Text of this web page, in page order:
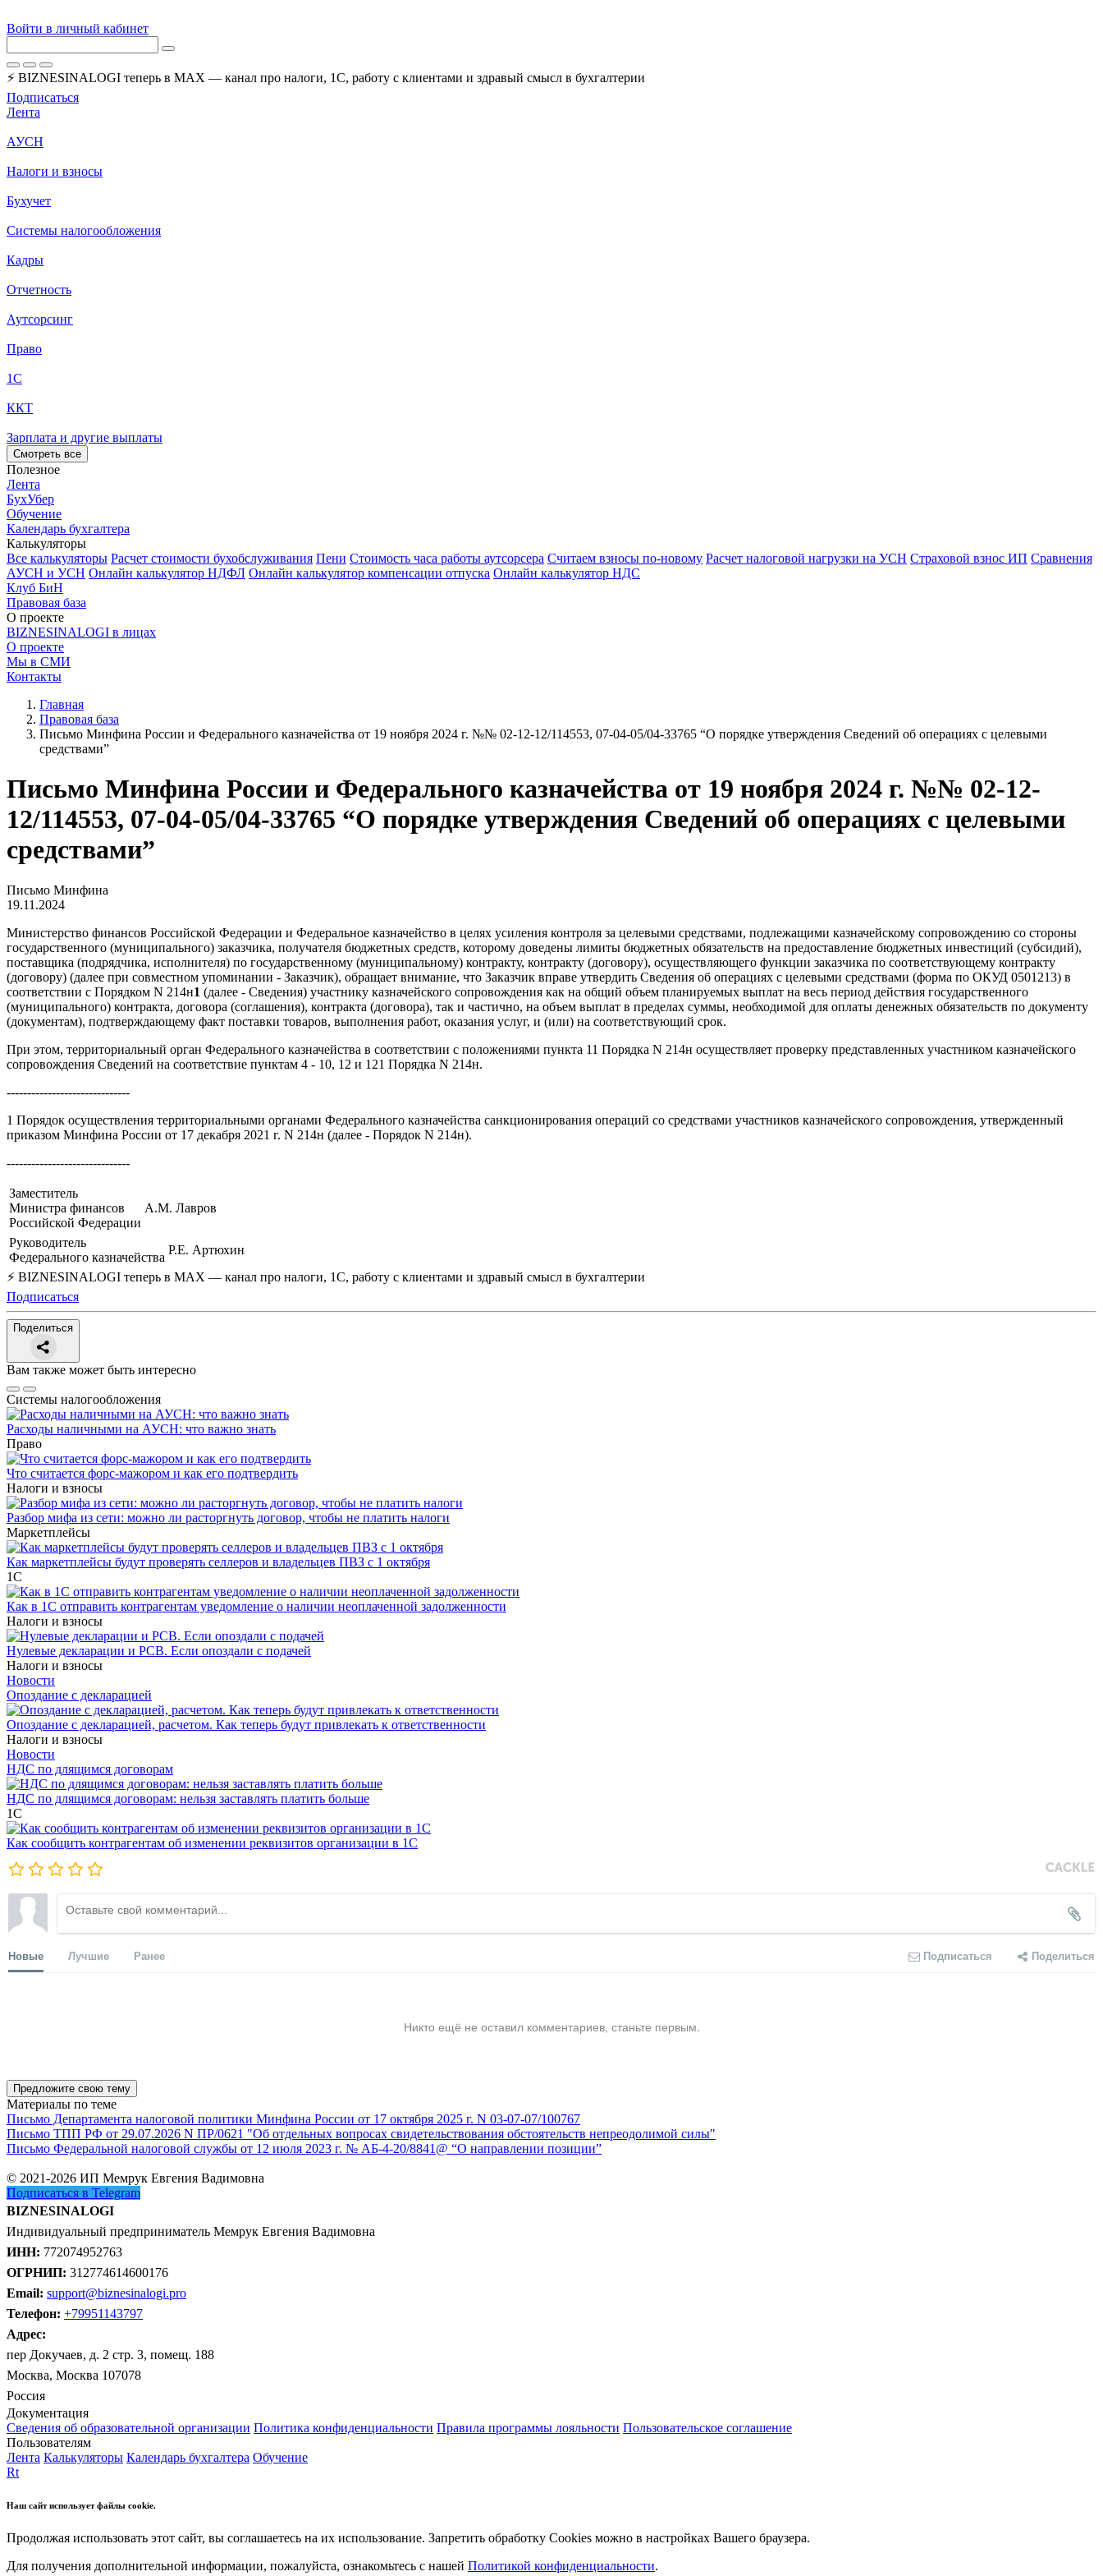
Войти в личный кабинет
⚡ BIZNESINALOGI теперь в MAX — канал про налоги, 1С, работу с клиентами и здравый смысл в бухгалтерии
Подписаться
Лента
АУСН
Налоги и взносы
Бухучет
Системы налогообложения
Кадры
Отчетность
Аутсорсинг
Право
1С
ККТ
Зарплата и другие выплаты
Смотреть все
Полезное
Лента
БухУбер
Обучение
Календарь бухгалтера
Калькуляторы
Все калькуляторы Расчет стоимости бухобслуживания Пени Стоимость часа работы аутсорсера Считаем взносы по-новому Расчет налоговой нагрузки на УСН Страховой взнос ИП Сравнения
АУСН и УСН Онлайн калькулятор НДФЛ Онлайн калькулятор компенсации отпуска Онлайн калькулятор НДС
Клуб БиН
Правовая база
О проекте
BIZNESINALOGI в лицах
О проекте
Мы в СМИ
Контакты
Главная
Правовая база
Письмо Минфина России и Федерального казначейства от 19 ноября 2024 г. №№ 02-12-12/114553, 07-04-05/04-33765 “О порядке утверждения Сведений об операциях с целевыми
средствами”
Письмо Минфина России и Федерального казначейства от 19 ноября 2024 г. №№ 02-12-
12/114553, 07-04-05/04-33765 “О порядке утверждения Сведений об операциях с целевыми
средствами”
Письмо Минфина
19.11.2024
Министерство финансов Российской Федерации и Федеральное казначейство в целях усиления контроля за целевыми средствами, подлежащими казначейскому сопровождению со стороны
государственного (муниципального) заказчика, получателя бюджетных средств, которому доведены лимиты бюджетных обязательств на предоставление бюджетных инвестиций (субсидий),
поставщика (подрядчика, исполнителя) по государственному (муниципальному) контракту, контракту (договору), осуществляющего функции заказчика по соответствующему контракту
(договору) (далее при совместном упоминании - Заказчик), обращает внимание, что Заказчик вправе утвердить Сведения об операциях с целевыми средствами (форма по ОКУД 0501213) в
соответствии с Порядком N 214н1 (далее - Сведения) участнику казначейского сопровождения как на общий объем планируемых выплат на весь период действия государственного
(муниципального) контракта, договора (соглашения), контракта (договора), так и частично, на объем выплат в пределах суммы, необходимой для оплаты денежных обязательств по документу
(документам), подтверждающему факт поставки товаров, выполнения работ, оказания услуг, и (или) на соответствующий срок.
При этом, территориальный орган Федерального казначейства в соответствии с положениями пункта 11 Порядка N 214н осуществляет проверку представленных участником казначейского
сопровождения Сведений на соответствие пунктам 4 - 10, 12 и 121 Порядка N 214н.
------------------------------
1 Порядок осуществления территориальными органами Федерального казначейства санкционирования операций со средствами участников казначейского сопровождения, утвержденный
приказом Минфина России от 17 декабря 2021 г. N 214н (далее - Порядок N 214н).
------------------------------
Заместитель
Министра финансов
Российской Федерации
A.M. Лавров
Руководитель
Федерального казначейства
Р.Е. Артюхин
⚡ BIZNESINALOGI теперь в MAX — канал про налоги, 1С, работу с клиентами и здравый смысл в бухгалтерии
Подписаться
Поделиться
Вам также может быть интересно
Системы налогообложения
Расходы наличными на АУСН: что важно знать
Право
Что считается форс-мажором и как его подтвердить
Налоги и взносы
Разбор мифа из сети: можно ли расторгнуть договор, чтобы не платить налоги
Маркетплейсы
Как маркетплейсы будут проверять селлеров и владельцев ПВЗ с 1 октября
1С
Как в 1С отправить контрагентам уведомление о наличии неоплаченной задолженности
Налоги и взносы
Нулевые декларации и РСВ. Если опоздали с подачей
Налоги и взносы
Новости
Опоздание с декларацией
Опоздание с декларацией, расчетом. Как теперь будут привлекать к ответственности
Налоги и взносы
Новости
НДС по длящимся договорам
НДС по длящимся договорам: нельзя заставлять платить больше
1С
Как сообщить контрагентам об изменении реквизитов организации в 1C
Новые Лучшие Ранее Подписаться Поделиться
Никто ещё не оставил комментариев, станьте первым.
Предложите свою тему
Материалы по теме
Письмо Департамента налоговой политики Минфина России от 17 октября 2025 г. N 03-07-07/100767
Письмо ТПП РФ от 29.07.2026 N ПР/0621 "Об отдельных вопросах свидетельствования обстоятельств непреодолимой силы"
Письмо Федеральной налоговой службы от 12 июля 2023 г. № АБ-4-20/8841@ “О направлении позиции”
© 2021-2026 ИП Мемрук Евгения Вадимовна
Подписаться в Telegram
BIZNESINALOGI
Индивидуальный предприниматель Мемрук Евгения Вадимовна
ИНН: 772074952763
ОГРНИП: 312774614600176
Email: support@biznesinalogi.pro
Телефон: +79951143797
Адрес:
пер Докучаев, д. 2 стр. 3, помещ. 188
Москва, Москва 107078
Россия
Документация
Сведения об образовательной организации Политика конфиденциальности Правила программы лояльности Пользовательское соглашение
Пользователям
Лента Калькуляторы Календарь бухгалтера Обучение
Rt
Наш сайт использует файлы cookie.
Продолжая использовать этот сайт, вы соглашаетесь на их использование. Запретить обработку Cookies можно в настройках Вашего браузера.
Для получения дополнительной информации, пожалуйста, ознакомьтесь с нашей Политикой конфиденциальности.